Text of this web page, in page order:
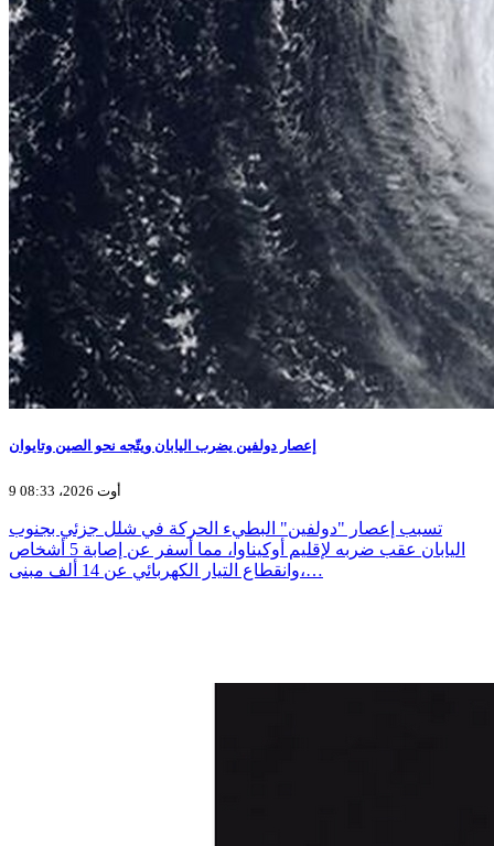
إعصار دولفين يضرب اليابان ويتّجه نحو الصين وتايوان
9 أوت 2026، 08:33
تسبب إعصار "دولفين" البطيء الحركة في شلل جزئي بجنوب
اليابان عقب ضربه لإقليم أوكيناوا، مما أسفر عن إصابة 5 أشخاص
وانقطاع التيار الكهربائي عن 14 ألف مبنى،…